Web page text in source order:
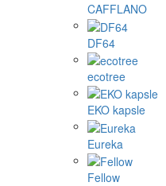
CAFFLANO
DF64
ecotree
EKO kapsle
Eureka
Fellow